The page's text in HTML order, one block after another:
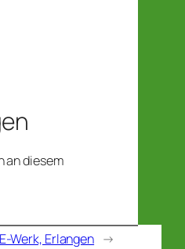
an diesem
E-Werk, Erlangen →